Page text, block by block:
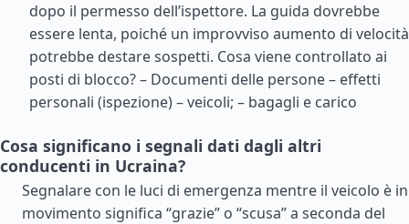
dopo il permesso dell’ispettore. La guida dovrebbe
essere lenta, poiché un improvviso aumento di velocità
potrebbe destare sospetti. Cosa viene controllato ai
posti di blocco? – Documenti delle persone – effetti
personali (ispezione) – veicoli; – bagagli e carico
Cosa significano i segnali dati dagli altri
conducenti in Ucraina?
Segnalare con le luci di emergenza mentre il veicolo è in
movimento significa “grazie” o “scusa” a seconda del